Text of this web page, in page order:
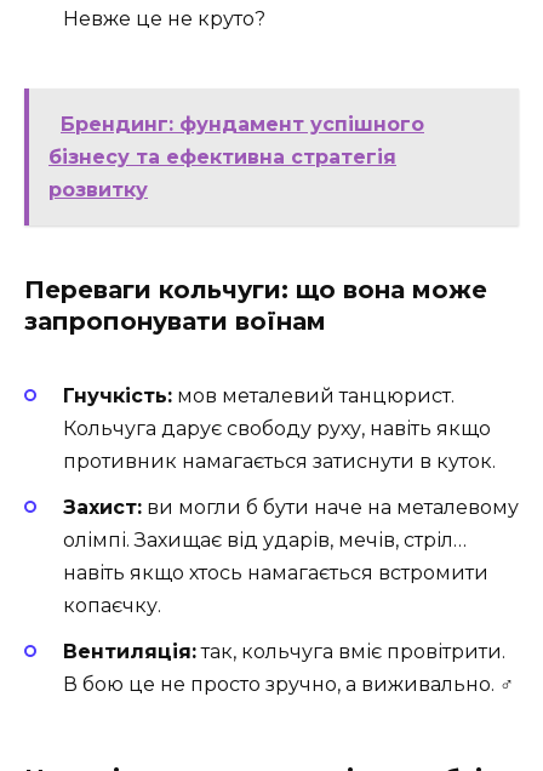
Невже це не круто?
Брендинг: фундамент успішного
бізнесу та ефективна стратегія
розвитку
Переваги кольчуги: що вона може
запропонувати воїнам
Гнучкість: мов металевий танцюрист.
Кольчуга дарує свободу руху, навіть якщо
противник намагається затиснути в куток.
Захист: ви могли б бути наче на металевому
олімпі. Захищає від ударів, мечів, стріл…
навіть якщо хтось намагається встромити
копаєчку.
Вентиляція:так, кольчуга вміє провітрити.
В бою це не просто зручно, а виживально. ‍♂️